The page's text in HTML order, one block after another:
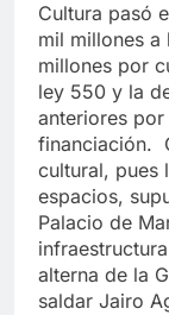
Cultura pasó
mil millones
millones por
ley 550 y la
anteriores
financiación.
cultural, pues
espacios,
Palacio de
alterna de la
saldar Jairo